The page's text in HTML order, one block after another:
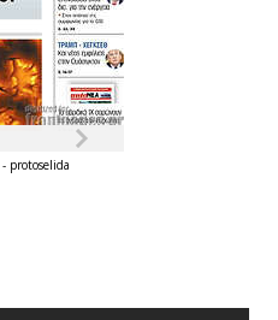
- protoselida